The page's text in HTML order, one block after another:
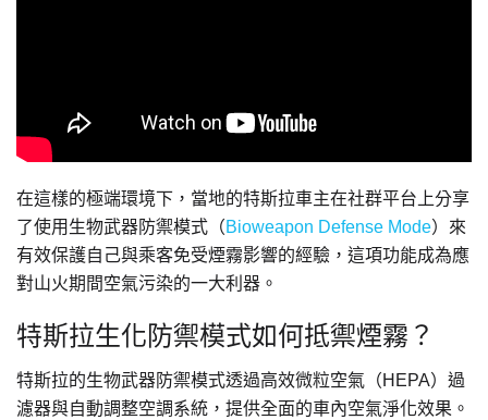
在這樣的極端環境下，當地的特斯拉車主在社群平台上分享
了使用生物武器防禦模式（Bioweapon Defense Mode）來
有效保護自己與乘客免受煙霧影響的經驗，這項功能成為應
對山火期間空氣污染的一大利器。
特斯拉生化防禦模式如何抵禦煙霧？
特斯拉的生物武器防禦模式透過高效微粒空氣（HEPA）過
濾器與自動調整空調系統，提供全面的車內空氣淨化效果。